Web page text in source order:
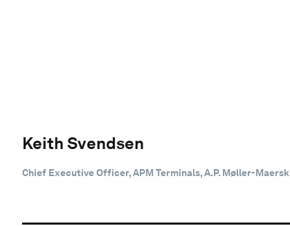
Keith Svendsen
Chief Executive Officer, APM Terminals, A.P. Møller-Maersk